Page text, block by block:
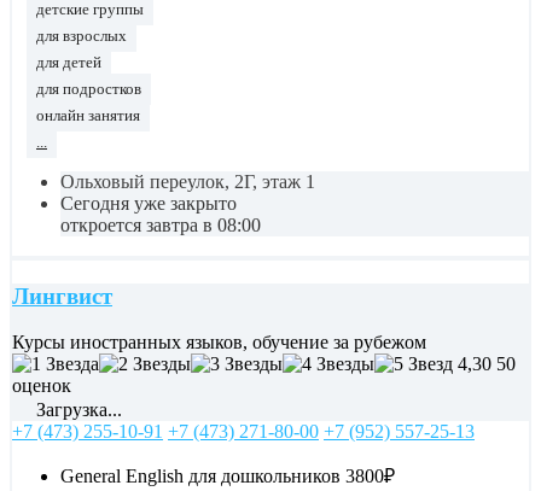
детские группы
для взрослых
для детей
для подростков
онлайн занятия
...
Ольховый переулок, 2Г, этаж 1
Сегодня уже закрыто
откроется завтра в 08:00
Лингвист
Курсы иностранных языков, обучение за рубежом
4,30 50
оценок
Загрузка...
+7 (473) 255-10-91 +7 (473) 271-80-00 +7 (952) 557-25-13
General English для дошкольников 3800₽